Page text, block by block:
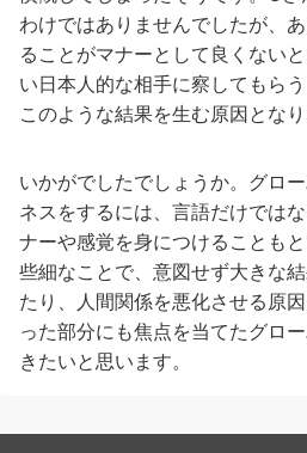
わけではありませんでしたが、
ることがマナーとして良くない
い日本人的な相手に察してもら
このような結果を生む原因となり
いかがでしたでしょうか。グロ
ネスをするには、言語だけでは
ナーや感覚を身につけることも
些細なことで、意図せず大きな
たり、人間関係を悪化させる原
った部分にも焦点を当てたグロ
きたいと思います。